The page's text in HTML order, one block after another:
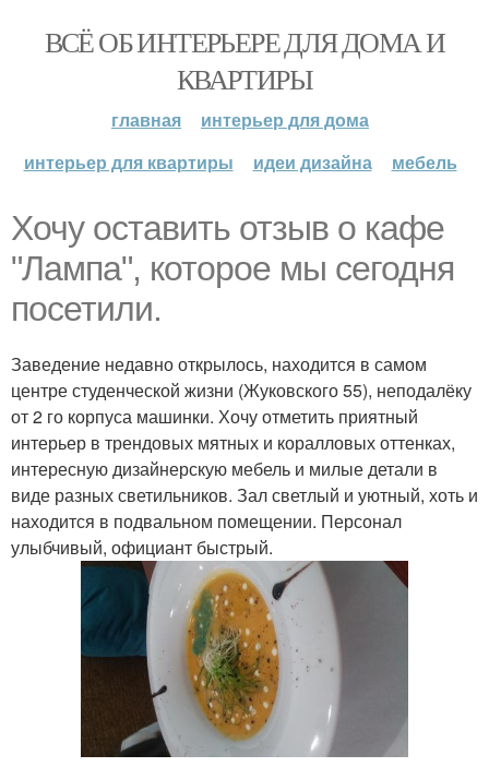
ВСЁ ОБ ИНТЕРЬЕРЕ ДЛЯ ДОМА И
КВАРТИРЫ
главная
интерьер для дома
интерьер для квартиры
идеи дизайна мебель
Хочу оставить отзыв о кафе
"Лампа", которое мы сегодня
посетили.
Заведение недавно открылось, находится в самом
центре студенческой жизни (Жуковского 55), неподалёку
от 2 го корпуса машинки. Хочу отметить приятный
интерьер в трендовых мятных и коралловых оттенках,
интересную дизайнерскую мебель и милые детали в
виде разных светильников. Зал светлый и уютный, хоть и
находится в подвальном помещении. Персонал
улыбчивый, официант быстрый.